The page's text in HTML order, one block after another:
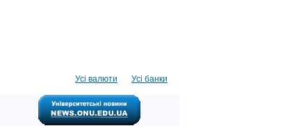
Усі банки
Усі валюти